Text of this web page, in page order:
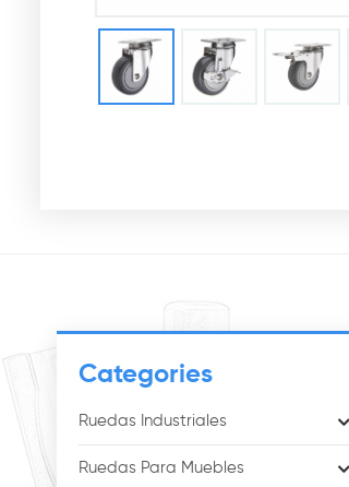
Categories
Ruedas Industriales
Ruedas Para Muebles